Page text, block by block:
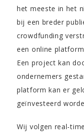
het meeste in het
bij een breder
crowdfunding
een online
Een project kan
ondernemers
platform kan er
geïnvesteerd
Wij volgen real-